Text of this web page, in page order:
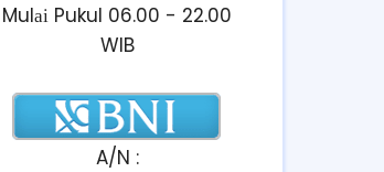
Mulаі Pukul 06.00 - 22.00
WIB
A/N :